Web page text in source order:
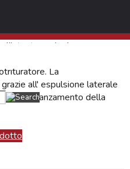
la possibilità di ridurre
a un D. di 100 mm,
su superfici dissestate,
anche lo
di solo una di queste
La
all' espulsione laterale
l'avanzamento della